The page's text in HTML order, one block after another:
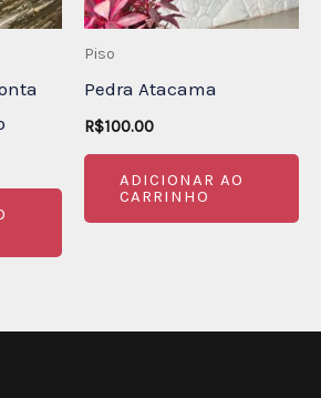
Piso
Pedra Atacama
R$100.00
ADICIONAR AO
CARRINHO